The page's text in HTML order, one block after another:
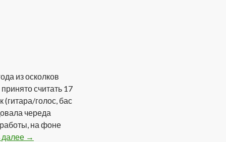
из осколков
считать 17
(гитара/голос, бас
череда
на фоне
далее Endorfinы — По Намеченному Курсу (2012)
→